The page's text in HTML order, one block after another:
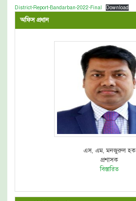
District-Report-Bandarban-2022-Final Download
অফিস প্রধান
এস, এম, মনজুরুল হক
প্রশাসক
বিস্তারিত